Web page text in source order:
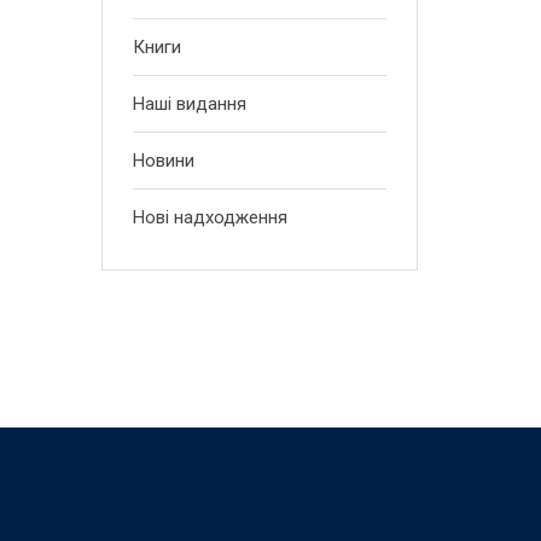
Книги
Наші видання
Новини
Нові надходження